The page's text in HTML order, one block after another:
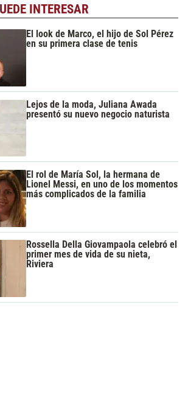
INTERESAR
El look de Marco, el hijo de Sol Pérez
en su primera clase de tenis
Lejos de la moda, Juliana Awada
presentó su nuevo negocio naturista
El rol de María Sol, la hermana de
Lionel Messi, en uno de los momentos
más complicados de la familia
Rossella Della Giovampaola celebró el
primer mes de vida de su nieta,
Riviera